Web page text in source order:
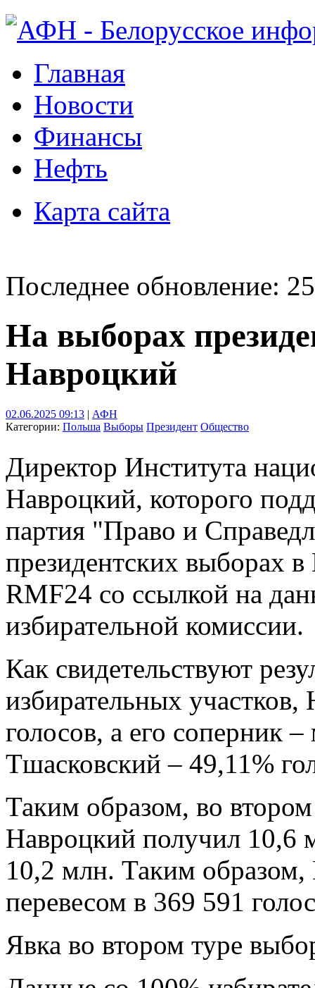
Главная
Новости
Финансы
Нефть
Карта сайта
Последнее обновление:
На выборах
Навроцкий
02.06.2025 09:13 | АФН
Категории: Польша Выборы Президент Общество
Директор Института
Навроцкий, которого
партия "Право и
президентских выборах
RMF24 со ссылкой на
избирательной комиссии.
Как свидетельствуют
избирательных
голосов, а его соперник
Тшасковский – 49,11%
Таким образом, во
Навроцкий получил 10,6
10,2 млн. Таким
перевесом в 369 591
Явка во втором туре